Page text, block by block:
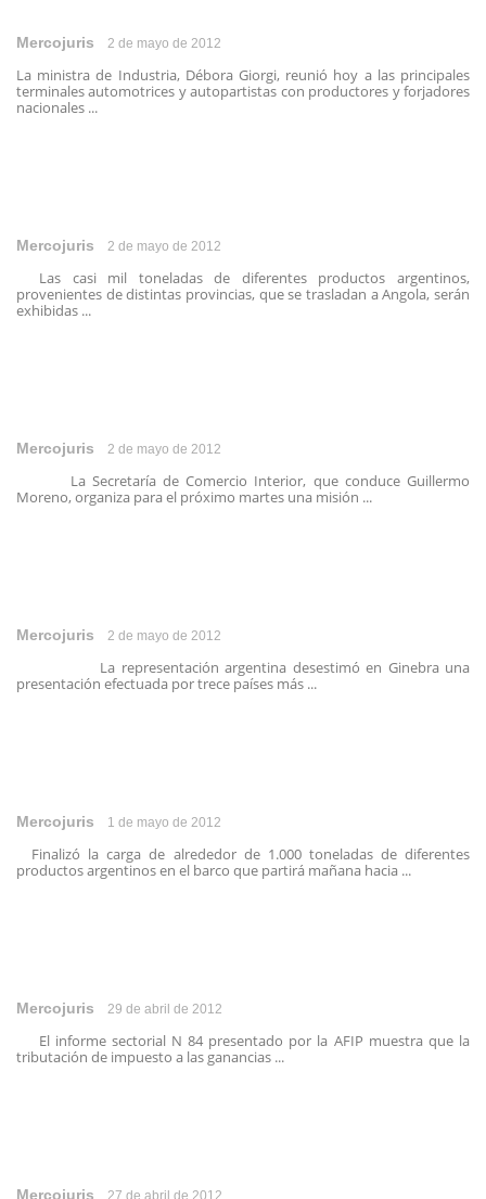
Mercojuris 2 de mayo de 2012
La ministra de Industria, Débora Giorgi, reunió hoy a las principales
terminales automotrices y autopartistas con productores y forjadores
nacionales ...
Mercojuris 2 de mayo de 2012
Las casi mil toneladas de diferentes productos argentinos,
provenientes de distintas provincias, que se trasladan a Angola, serán
exhibidas ...
Mercojuris 2 de mayo de 2012
La Secretaría de Comercio Interior, que conduce Guillermo
Moreno, organiza para el próximo martes una misión ...
Mercojuris 2 de mayo de 2012
La representación argentina desestimó en Ginebra una
presentación efectuada por trece países más ...
Mercojuris 1 de mayo de 2012
Finalizó la carga de alrededor de 1.000 toneladas de diferentes
productos argentinos en el barco que partirá mañana hacia ...
Mercojuris 29 de abril de 2012
El informe sectorial N 84 presentado por la AFIP muestra que la
tributación de impuesto a las ganancias ...
Mercojuris 27 de abril de 2012